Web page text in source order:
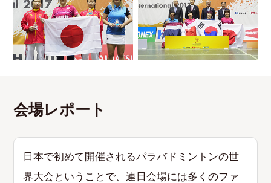
会場レポート
日本で初めて開催されるパラバドミントンの世
界大会ということで、連日会場には多くのファ